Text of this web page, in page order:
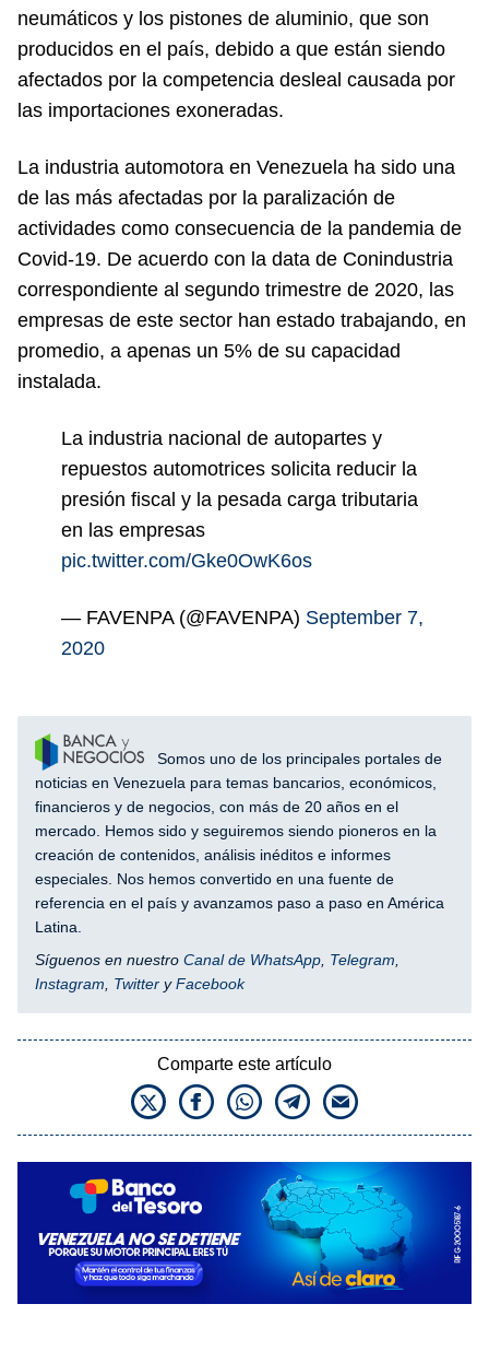
neumáticos y los pistones de aluminio, que son
producidos en el país, debido a que están siendo
afectados por la competencia desleal causada por
las importaciones exoneradas.
La industria automotora en Venezuela ha sido una
de las más afectadas por la paralización de
actividades como consecuencia de la pandemia de
Covid-19. De acuerdo con la data de Conindustria
correspondiente al segundo trimestre de 2020, las
empresas de este sector han estado trabajando, en
promedio, a apenas un 5% de su capacidad
instalada.
La industria nacional de autopartes y
repuestos automotrices solicita reducir la
presión fiscal y la pesada carga tributaria
en las empresas
pic.twitter.com/Gke0OwK6os
— FAVENPA (@FAVENPA) September 7,
2020
Somos uno de los principales portales de
noticias en Venezuela para temas bancarios, económicos,
financieros y de negocios, con más de 20 años en el
mercado. Hemos sido y seguiremos siendo pioneros en la
creación de contenidos, análisis inéditos e informes
especiales. Nos hemos convertido en una fuente de
referencia en el país y avanzamos paso a paso en América
Latina.
Síguenos en nuestro Canal de WhatsApp Telegram
Instagram
Twitter yFacebook
Comparte este artículo